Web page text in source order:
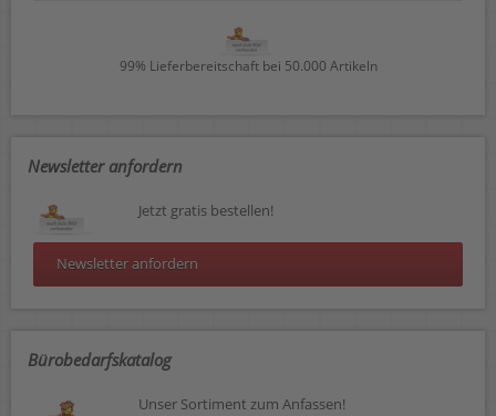
99% Lieferbereitschaft bei 50.000 Artikeln
Newsletter anfordern
Jetzt gratis bestellen!
Newsletter anfordern
Bürobedarfskatalog
Unser Sortiment zum Anfassen!